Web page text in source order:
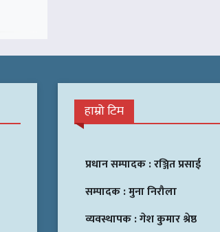
हाम्रो टिम
प्रधान सम्पादक :रञ्जित प्रसाई
सम्पादक :मुना निरौला
व्यवस्थापक :गेश कुमार श्रेष्ठ